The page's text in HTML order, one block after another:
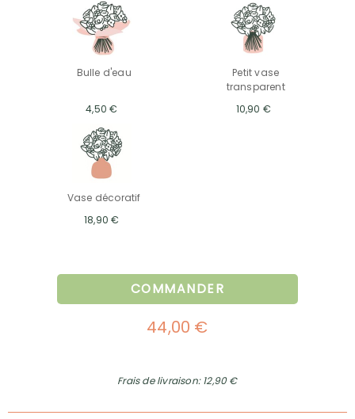
Bulle d'eau
4,50 €
Petit vase
transparent
10,90 €
Vase décoratif
18,90 €
COMMANDER
44,00 €
Frais de livraison: 12,90 €